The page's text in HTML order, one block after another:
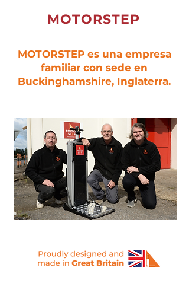
MOTORSTEP
MOTORSTEP es una empresa
familiar con sede en
Buckinghamshire, Inglaterra.